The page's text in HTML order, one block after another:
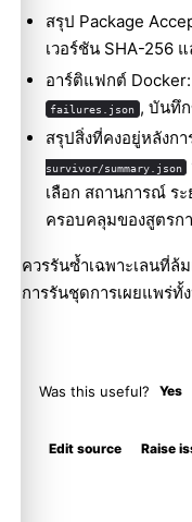
สรุป Package
เวอร์ชัน SHA-256
อาร์ติแฟกต์ Docker:
failures.json , บันทึ
สรุปสิ่งที่คงอยู่หลังกา
survivor/summary.json
เลือก สถานการณ์ ร
ครอบคลุมของสูตรก
ควรรันซ้ำเฉพาะเลนที่ล้
การรันชุดการเผยแพร่ทั้
Was this useful? Yes
Edit source Raise